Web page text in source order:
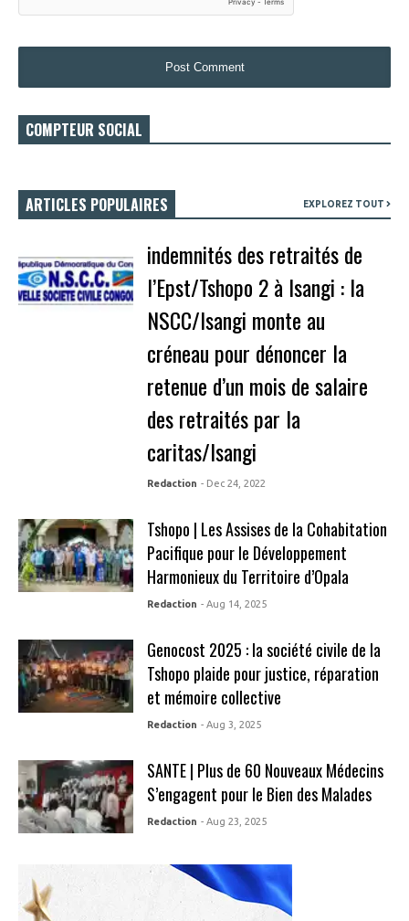
COMPTEUR SOCIAL
ARTICLES POPULAIRES EXPLOREZ TOUT
indemnités des retraités de
l’Epst/Tshopo 2 à Isangi : la
NSCC/Isangi monte au
créneau pour dénoncer la
retenue d’un mois de salaire
des retraités par la
caritas/Isangi
Redaction - Dec 24, 2022
Tshopo | Les Assises de la Cohabitation
Pacifique pour le Développement
Harmonieux du Territoire d’Opala
Redaction - Aug 14, 2025
Genocost 2025 : la société civile de la
Tshopo plaide pour justice, réparation
et mémoire collective
Redaction - Aug 3, 2025
SANTE | Plus de 60 Nouveaux Médecins
S’engagent pour le Bien des Malades
Redaction - Aug 23, 2025